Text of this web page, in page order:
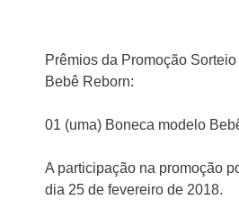
Prêmios da Promoção
Bebê Reborn:
01 (uma) Boneca modelo
A participação na promoção
dia 25 de fevereiro de 2018.